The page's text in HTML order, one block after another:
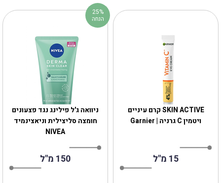
ניוואה ג'ל פילינג נגד פצעונים
חומצה סליצילית וניאצינמיד
NIVEA
150 מ"ל
25%
הנחה
SKIN ACTIVE קרם עיניים
ויטמין C גרניה | Garnier
15 מ"ל